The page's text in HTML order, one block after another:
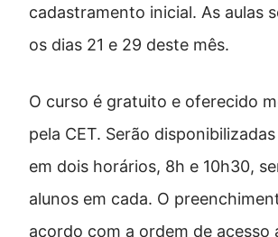
cadastramento inicial. As aulas
os dias 21 e 29 deste mês.
O curso é gratuito e oferecido
pela CET. Serão
em dois horários, 8h e 10h30,
alunos em cada. O
acordo com a ordem de acesso